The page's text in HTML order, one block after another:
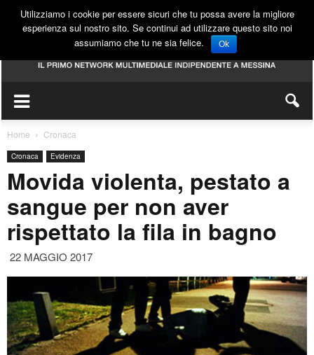
Home Cronaca
Cronaca Evidenza
Movida violenta, pestato a
sangue per non aver
rispettato la fila in bagno
22 MAGGIO 2017
Utilizziamo i cookie per essere sicuri che tu possa avere la migliore
esperienza sul nostro sito. Se continui ad utilizzare questo sito noi
assumiamo che tu ne sia felice.
Ok